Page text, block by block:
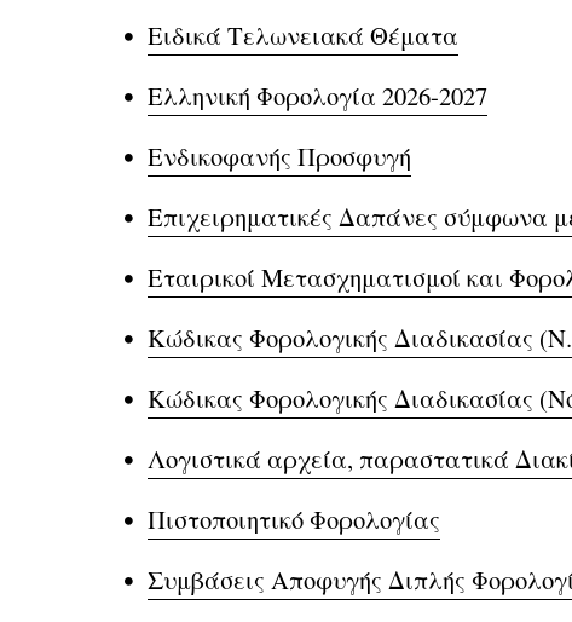
Ειδικά Τελωνειακά Θέματα
Ελληνική Φορολογία 2026-2027
Ενδικοφανής Προσφυγή
Επιχειρηματικές Δαπάνες σύμφωνα
Εταιρικοί Μετασχηματισμοί και
Κώδικας Φορολογικής Διαδικασίας
Κώδικας Φορολογικής Διαδικασίας
Λογιστικά αρχεία, παραστατικά
Πιστοποιητικό Φορολογίας
Συμβάσεις Αποφυγής Διπλής